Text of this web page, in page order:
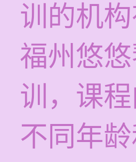
训的机
福州悠
训，课
不同年